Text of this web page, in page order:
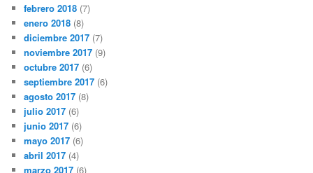
febrero 2018 (7)
enero 2018 (8)
diciembre 2017 (7)
noviembre 2017 (9)
octubre 2017 (6)
septiembre 2017 (6)
agosto 2017 (8)
julio 2017 (6)
junio 2017 (6)
mayo 2017 (6)
abril 2017 (4)
marzo 2017 (6)